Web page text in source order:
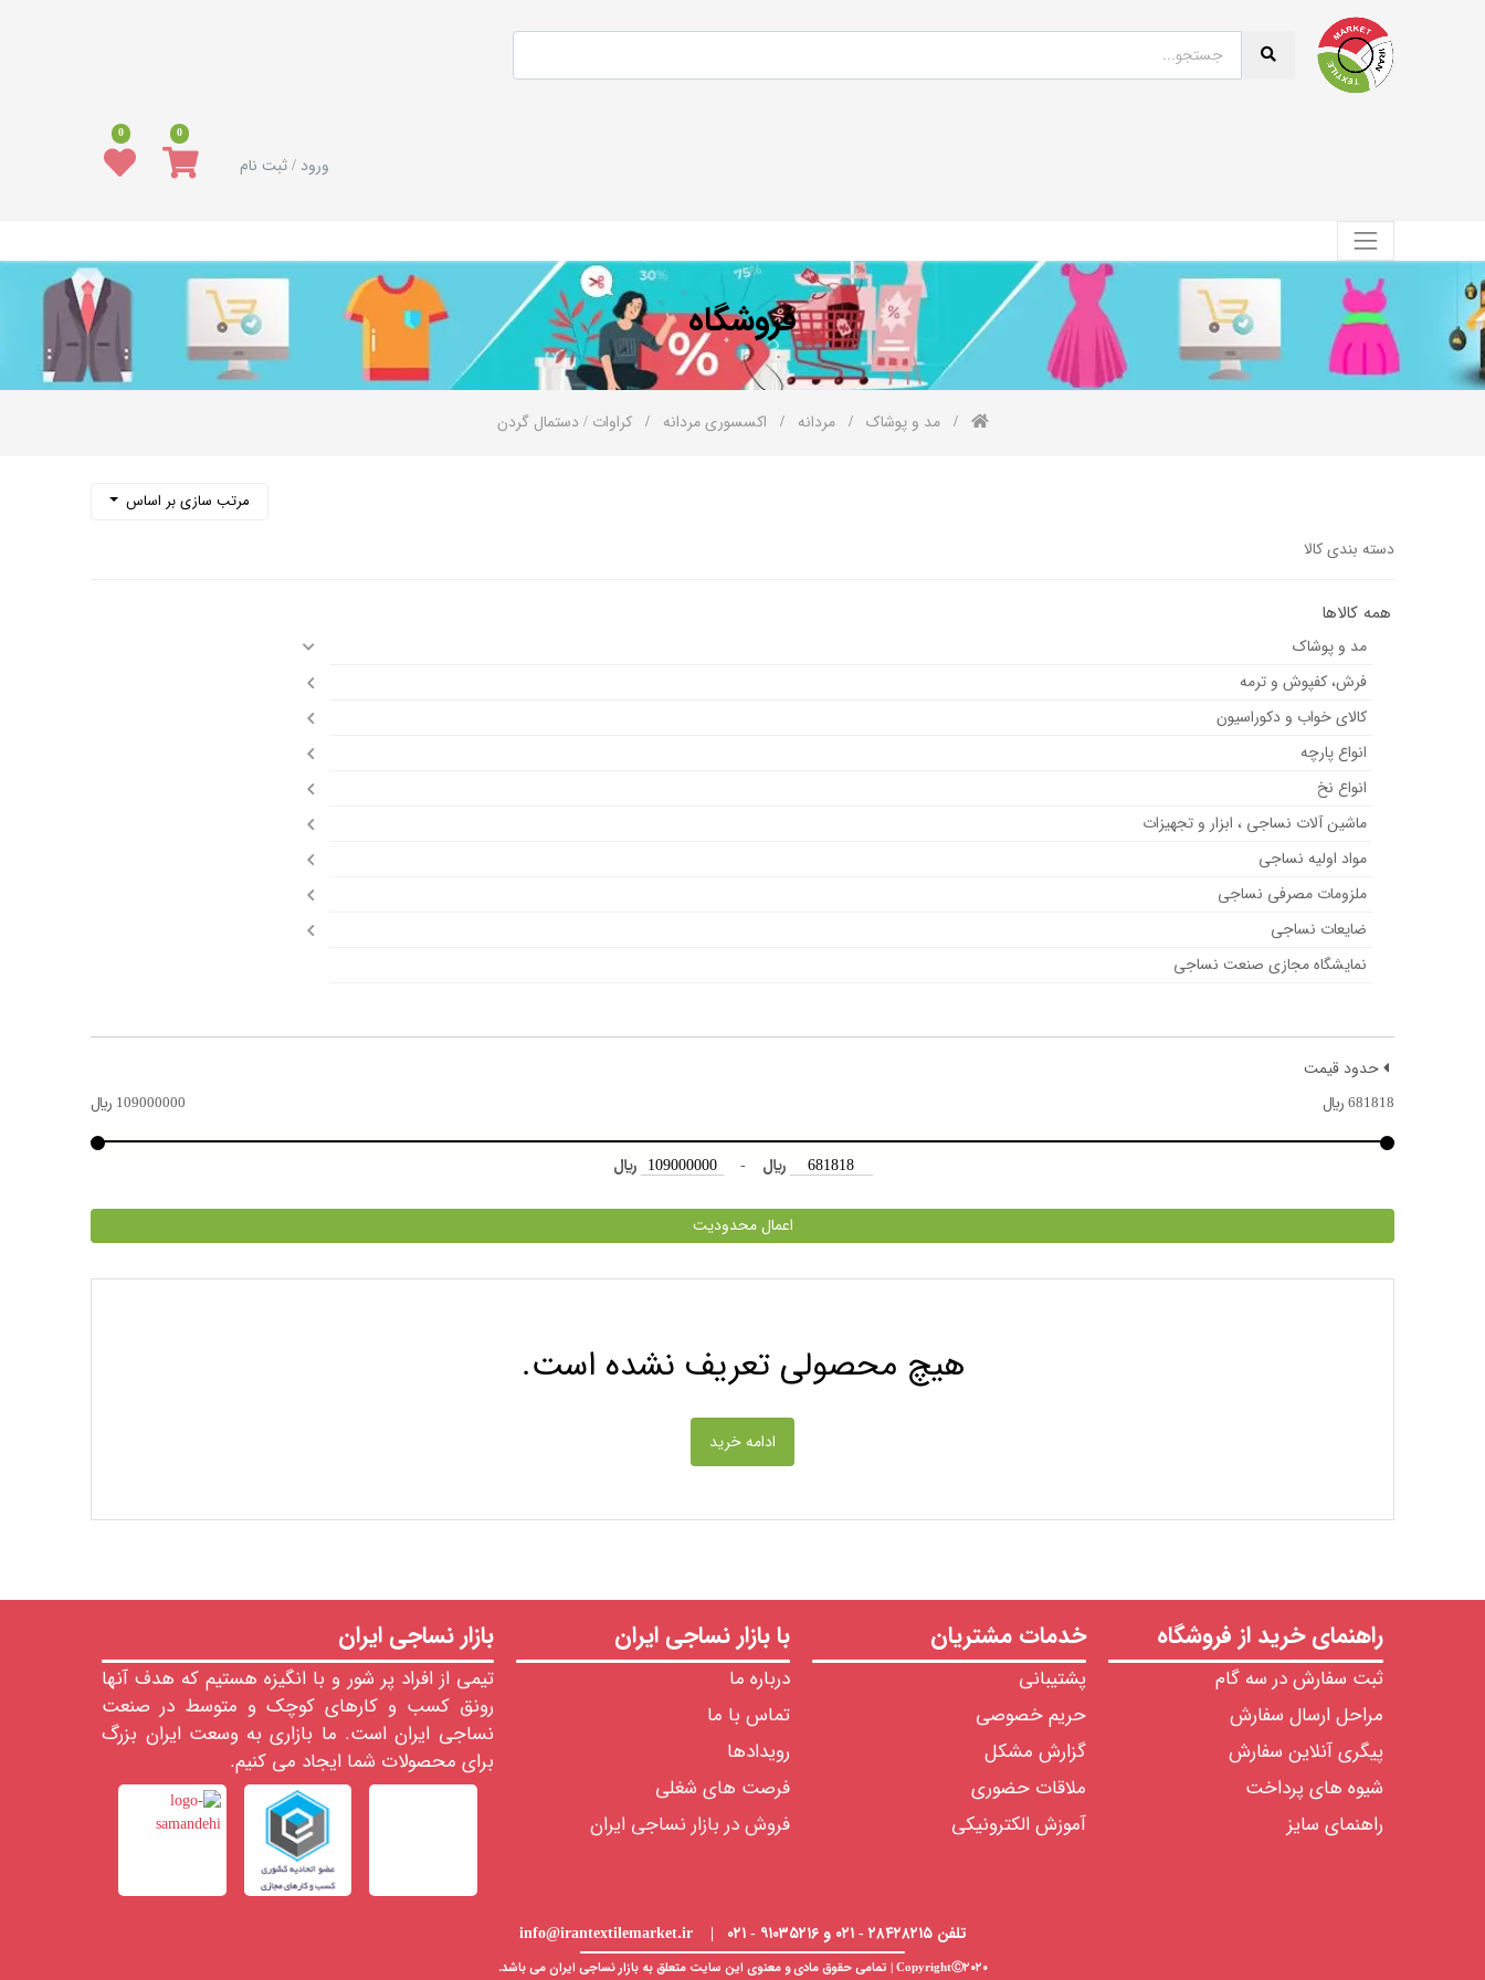
ورود / ثبت نام
0
0
فروشگاه
مد و پوشاک مردانه اکسسوری مردانه کراوات / دستمال گردن
مرتب سازی بر اساس
دسته بندی کالا
همه کالاها
مد و پوشاک
فرش، کفپوش و ترمه
کالای خواب و دکوراسیون
انواع پارچه
انواع نخ
ماشین آلات نساجی ، ابزار و تجهیزات
مواد اولیه نساجی
ملزومات مصرفی نساجی
ضایعات نساجی
نمایشگاه مجازی صنعت نساجی
حدود قیمت
681818 ﷼ 109000000 ﷼
﷼ - ﷼
اعمال محدودیت
هیچ محصولی تعریف نشده است.
ادامه خرید
راهنمای خرید از فروشگاه
ثبت سفارش در سه گام
مراحل ارسال سفارش
پیگری آنلاین سفارش
شیوه های پرداخت
راهنمای سایز
خدمات مشتریان
پشتیبانی
حریم خصوصی
گزارش مشکل
ملاقات حضوری
آموزش الکترونیکی
با بازار نساجی ایران
درباره ما
تماس با ما
رویدادها
فرصت های شغلی
فروش در بازار نساجی ایران
بازار نساجی ایران
تیمی از افراد پر شور و با انگیزه هستیم که هدف آنها
رونق کسب و کارهای کوچک و متوسط در صنعت
نساجی ایران است. ما بازاری به وسعت ایران بزرگ
برای محصولات شما ایجاد می کنیم.
تلفن ۲۸۴۲۸۲۱۵ - ۰۲۱ و ۹۱۰۳۵۲۱۶ - ۰۲۱ | info@irantextilemarket.ir
CopyrightⒸ۲۰۲۰ | تمامی حقوق مادی و معنوی این سایت متعلق به بازار نساجی ایران می باشد.